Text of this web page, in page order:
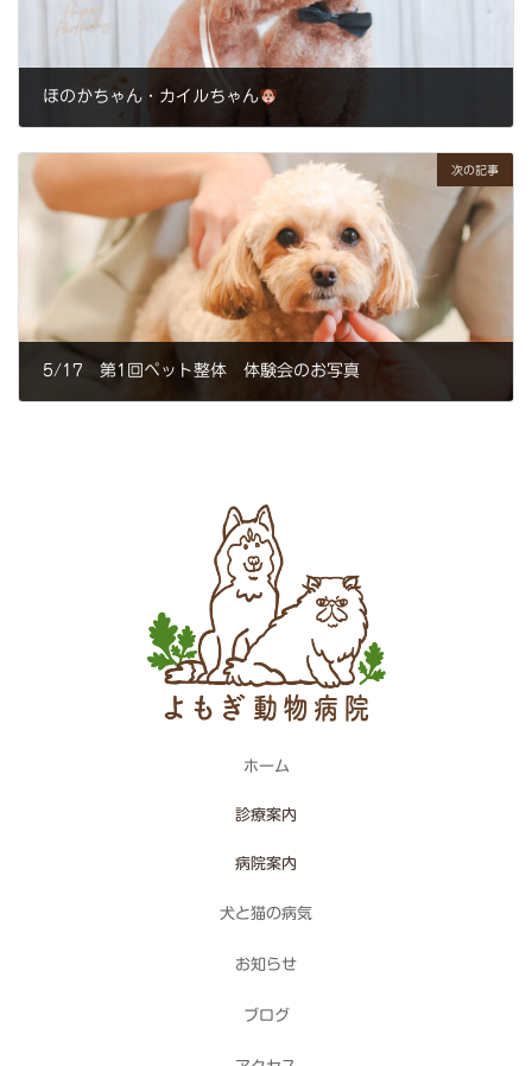
ほのかちゃん・カイルちゃん
次の記事
5/17 第1回ペット整体 体験会のお写真
ホーム
診療案内
病院案内
犬と猫の病気
お知らせ
ブログ